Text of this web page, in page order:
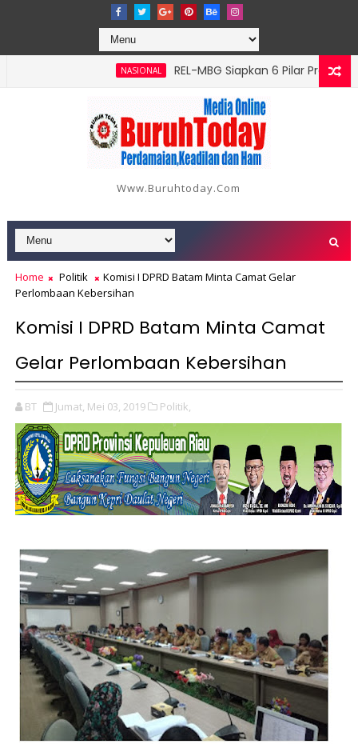
NASIONAL ‎REL-MBG Siapkan 6 Pilar Program
Www.buruhtoday.com
Home Politik
Komisi I DPRD Batam Minta Camat Gelar
Perlombaan Kebersihan
Komisi I DPRD Batam Minta Camat
Gelar Perlombaan Kebersihan
BT Jumat, Mei 03, 2019 Politik,